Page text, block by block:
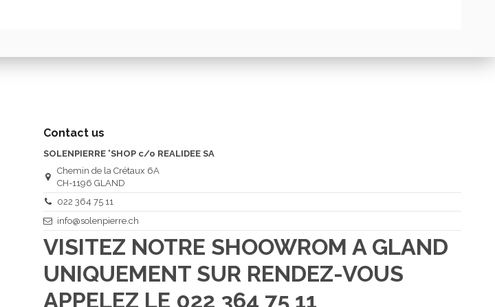
Contact us
SOLENPIERRE 'SHOP c/o REALIDEE SA
Chemin de la Crétaux 6A
CH-1196 GLAND
022 364 75 11
info@solenpierre.ch
VISITEZ NOTRE SHOOWROM A GLAND
UNIQUEMENT SUR RENDEZ-VOUS
APPELEZ LE 022 364 75 11